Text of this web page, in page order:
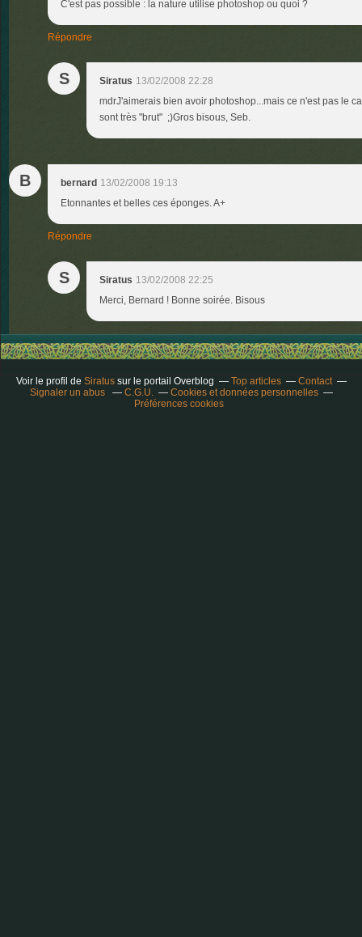
C'est pas possible : la nature utilise photoshop ou quoi ?
Répondre
S Siratus 13/02/2008 22:28
mdrJ'aimerais bien avoir photoshop...mais ce n'est pas le
sont très "brut" ;)Gros bisous, Seb.
B bernard 13/02/2008 19:13
Etonnantes et belles ces éponges. A+
Répondre
S Siratus 13/02/2008 22:25
Merci, Bernard ! Bonne soirée. Bisous
Voir le profil de Siratussur le portail Overblog Top articles
Contact
Signaler un abus
C.G.U.
Cookies et données personnelles
Préférences cookies